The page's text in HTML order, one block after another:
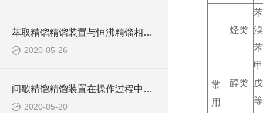
萃取精馏精馏装置与恒沸精馏相比具有什么优势？
2020-05-26
间歇精馏精馏装置在操作过程中具有如下特点
2020-05-20
常
用
烃类
醇类
等